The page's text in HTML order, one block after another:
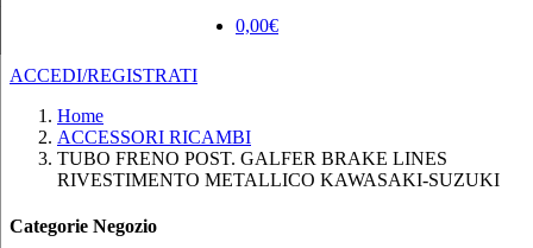
0,00€
ACCEDI/REGISTRATI
Home
ACCESSORI RICAMBI
TUBO FRENO POST. GALFER BRAKE LINES
RIVESTIMENTO METALLICO KAWASAKI-SUZUKI
Categorie Negozio